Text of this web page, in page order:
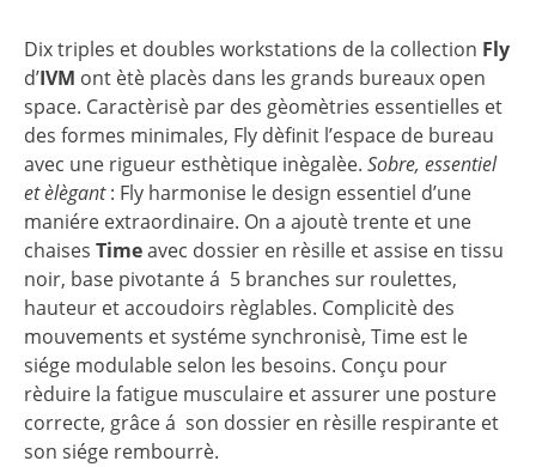
Dix triples et doubles workstations de la collection Fly
d’IVM ont ètè placès dans les grands bureaux open
space. Caractèrisè par des gèomètries essentielles et
des formes minimales, Fly dèfinit l’espace de bureau
avec une rigueur esthètique inègalèe. Sobre, essentiel
et èlègant: Fly harmonise le design essentiel d’une
maniére extraordinaire. On a ajoutè trente et une
chaises Timeavec dossier en rèsille et assise en tissu
noir, base pivotante á 5 branches sur roulettes,
hauteur et accoudoirs règlables. Complicitè des
mouvements et systéme synchronisè, Time est le
siége modulable selon les besoins. Conçu pour
rèduire la fatigue musculaire et assurer une posture
correcte, grâce á son dossier en rèsille respirante et
son siége rembourrè.